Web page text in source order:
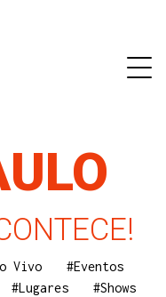
Vivo
#Eventos
#Lugares
#Shows